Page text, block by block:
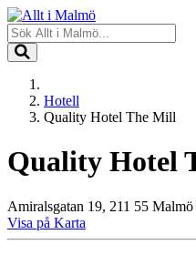
Hotell
Quality Hotel The Mill
Quality Hotel
Amiralsgatan 19, 211 55 Malmö
Visa på Karta